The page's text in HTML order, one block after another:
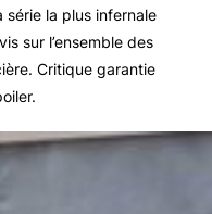
la plus infernale
sur l’ensemble des
Critique garantie